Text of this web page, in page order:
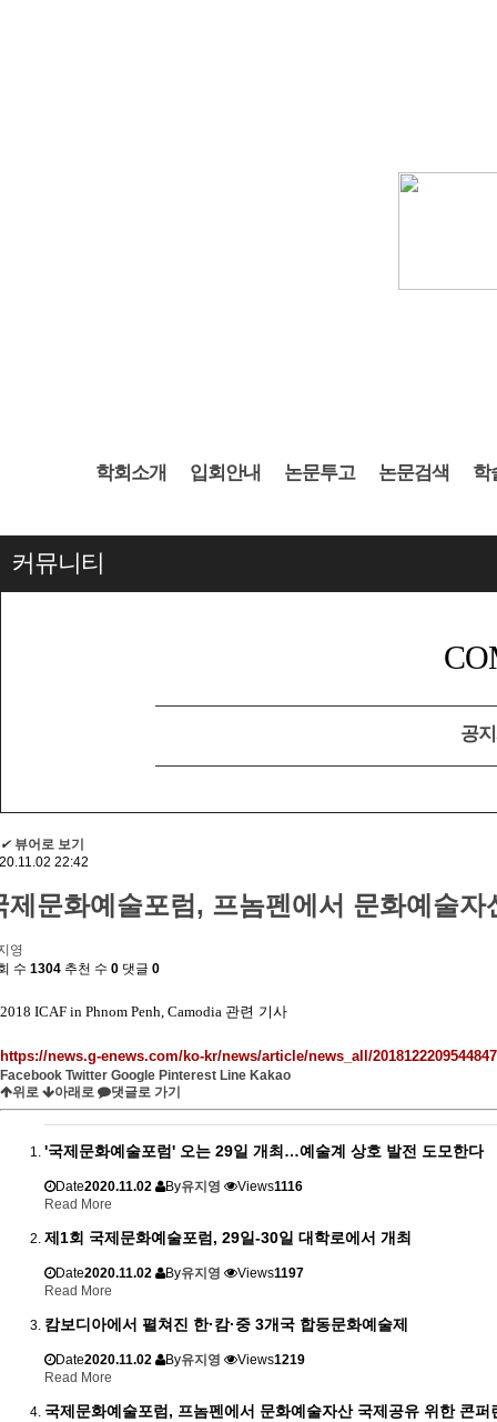
학회소개 입회안내 논문투고 논문검색 학
커뮤니티
공
✔ 뷰어로 보기
22:42
제문화예술포럼, 프놈펜에서 문화예술
영
수 1304 추천 수 0 댓글 0
2018 ICAF in Phnom Penh, Camodia 관련 기사
https://news.g-enews.com/ko-kr/news/article/news_all/
Facebook Twitter Google Pinterest Line Kakao
위로
아래로 댓글로 가기
'국제문화예술포럼' 오는 29일 개최…예술계 상호 발전 도모한다
Date2020.11.02 By유지영 Views1116
Read More
제1회 국제문화예술포럼, 29일-30일 대학로에서 개최
Date2020.11.02 By유지영 Views1197
Read More
캄보디아에서 펼쳐진 한·캄·중 3개국 합동문화예술제
Date2020.11.02 By유지영 Views1219
Read More
국제문화예술포럼, 프놈펜에서 문화예술자산 국제공유 위한 콘퍼